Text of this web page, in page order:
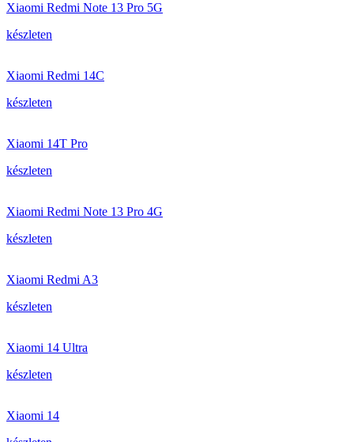
Xiaomi Redmi Note 13 Pro 5G
készleten
Xiaomi Redmi 14C
készleten
Xiaomi 14T Pro
készleten
Xiaomi Redmi Note 13 Pro 4G
készleten
Xiaomi Redmi A3
készleten
Xiaomi 14 Ultra
készleten
Xiaomi 14